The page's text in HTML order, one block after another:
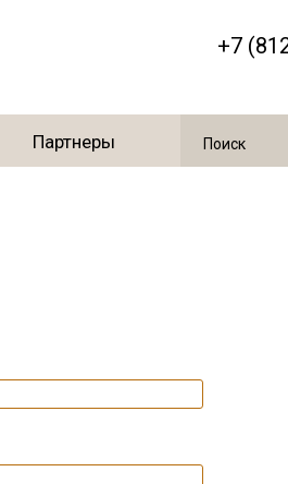
+7
Партнеры